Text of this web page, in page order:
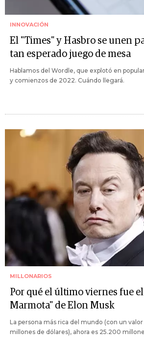
INNOVACIÓN
El "Times" y Hasbro se unen
tan esperado juego de mesa
Hablamos del Wordle, que explotó en
y comienzos de 2022. Cuándo llegará.
MILLONARIOS
Por qué el último viernes fue
Marmota" de Elon Musk
La persona más rica del mundo (con un
millones de dólares), ahora es 25.200